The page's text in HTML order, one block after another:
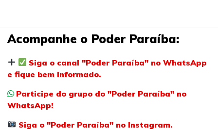
Acompanhe o Poder Paraíba:
Siga o canal "Poder Paraíba" no WhatsApp
e fique bem informado.
Participe do grupo do "Poder Paraíba" no
WhatsApp!
Siga o "Poder Paraíba" no Instagram.